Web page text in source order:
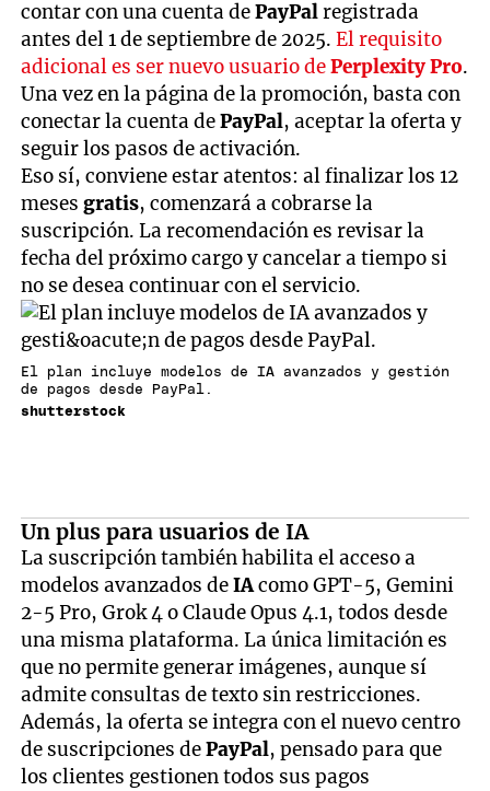
contar con una cuenta dePayPalregistrada
antes del 1 de septiembre de 2025.El requisito
adicional es ser nuevo usuario dePerplexity Pro.
Una vez en la página de la promoción, basta con
conectar la cuenta dePayPal, aceptar la oferta y
seguir los pasos de activación.
Eso sí, conviene estar atentos: al finalizar los 12
mesesgratis, comenzará a cobrarse la
suscripción. La recomendación es revisar la
fecha del próximo cargo y cancelar a tiempo si
no se desea continuar con el servicio.
El plan incluye modelos de IA avanzados y gestión
de pagos desde PayPal.
shutterstock
Un plus para usuarios de IA
La suscripción también habilita el acceso a
modelos avanzados deIAcomo GPT-5, Gemini
2-5 Pro, Grok 4 o Claude Opus 4.1, todos desde
una misma plataforma. La única limitación es
que no permite generar imágenes, aunque sí
admite consultas de texto sin restricciones.
Además, la oferta se integra con el nuevo centro
de suscripciones dePayPal, pensado para que
los clientes gestionen todos sus pagos